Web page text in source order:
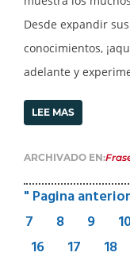
Desde expandir
conocimientos,
adelante y
LEE MAS
ARCHIVADO EN:
" Pagina anterior
7
8 9
16
17 18